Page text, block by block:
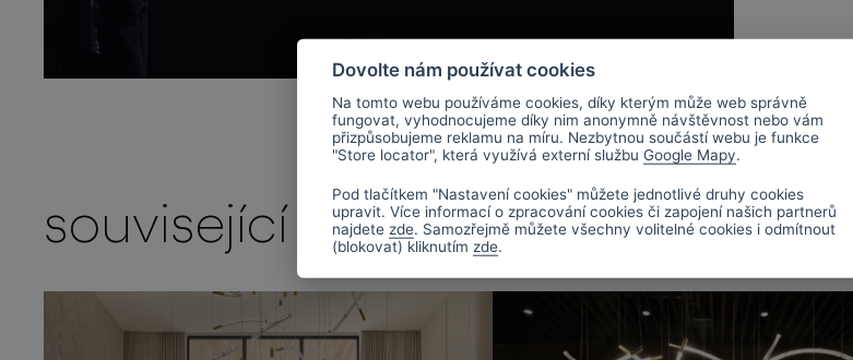
související projekty
Dovolte nám používat cookies
Na tomto webu používáme cookies, díky kterým může web správně
fungovat, vyhodnocujeme díky nim anonymně návštěvnost nebo vám
přizpůsobujeme reklamu na míru. Nezbytnou součástí webu je funkce
"Store locator", která využívá externí službu Google Mapy.
Pod tlačítkem "Nastavení cookies" můžete jednotlivé druhy cookies
upravit. Více informací o zpracování cookies či zapojení našich partnerů
najdete zde. Samozřejmě můžete všechny volitelné cookies i odmítnout
(blokovat) kliknutím zde.